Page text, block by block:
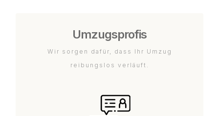
Umzugsprofis
Wir sorgen dafür, dass Ihr Umzug
reibungslos verläuft.